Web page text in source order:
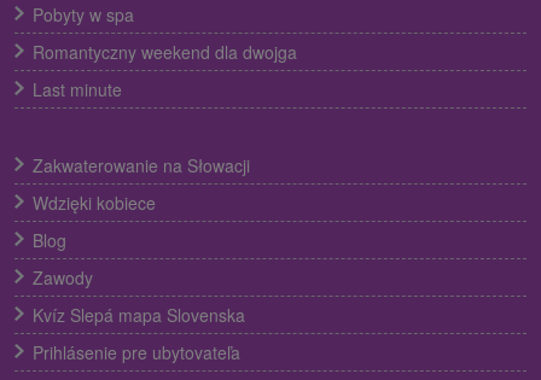
Pobyty w spa
Romantyczny weekend dla dwojga
Last minute
Zakwaterowanie na Słowacji
Wdzięki kobiece
Blog
Zawody
Kvíz Slepá mapa Slovenska
Prihlásenie pre ubytovateľa